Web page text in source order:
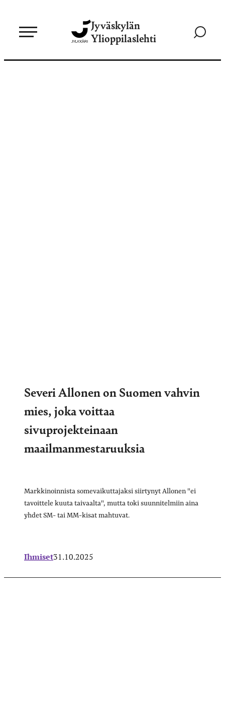
sisältöön
Jyväskylän
Ylioppilaslehti
Siirry
Severi Allonen on Suomen vahvin
mies, joka voittaa
sivuprojekteinaan
maailmanmestaruuksia
Markkinoinnista somevaikuttajaksi siirtynyt Allonen "ei
tavoittele kuuta taivaalta", mutta toki suunnitelmiin aina
yhdet SM- tai MM-kisat mahtuvat.
Ihmiset31.10.2025